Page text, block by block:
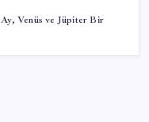
Venüs ve Jüpiter Bir